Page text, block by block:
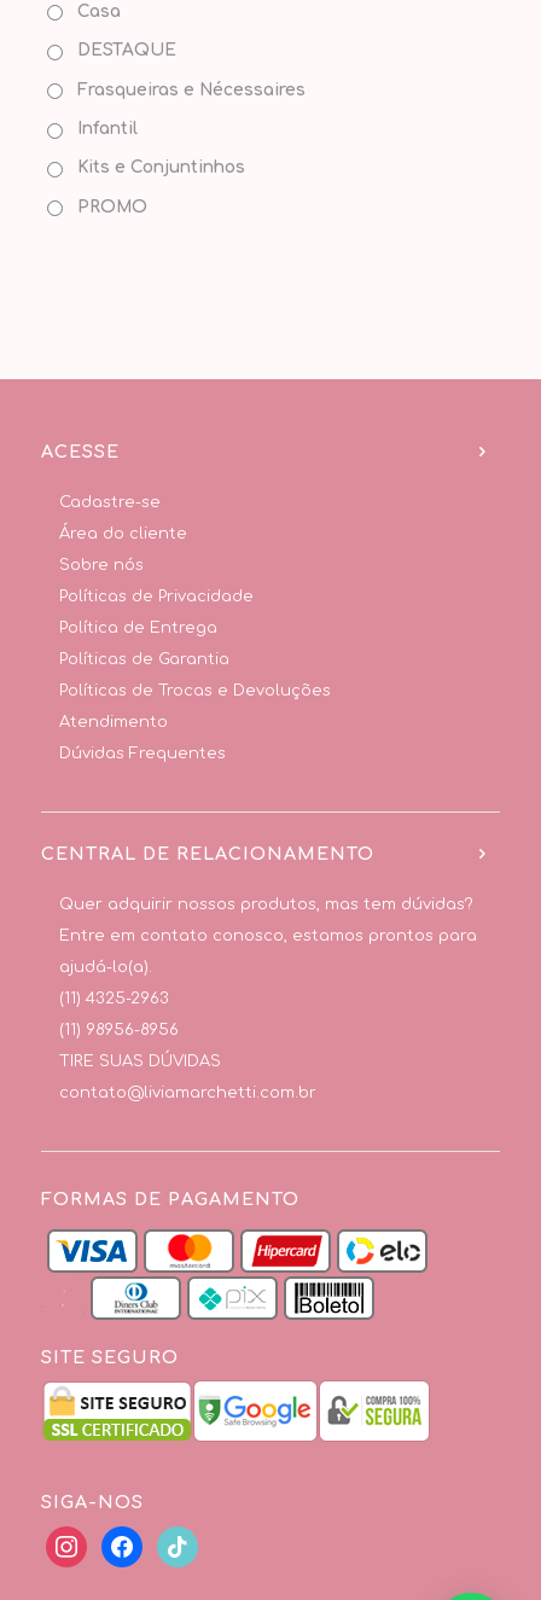
Casa
DESTAQUE
Frasqueiras e Nécessaires
Infantil
Kits e Conjuntinhos
PROMO
ACESSE
Cadastre-se
Área do cliente
Sobre nós
Políticas de Privacidade
Política de Entrega
Políticas de Garantia
Políticas de Trocas e Devoluções
Atendimento
Dúvidas Frequentes
CENTRAL DE RELACIONAMENTO
Quer adquirir nossos produtos, mas tem dúvidas?
Entre em contato conosco, estamos prontos para
ajudá-lo(a).
(11) 4325-2963
(11) 98956-8956
TIRE SUAS DÚVIDAS
contato@liviamarchetti.com.br
FORMAS DE PAGAMENTO
SITE SEGURO
SIGA-NOS